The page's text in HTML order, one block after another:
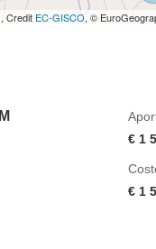
Credit EC-GISCO, ©
€ 1
€ 1